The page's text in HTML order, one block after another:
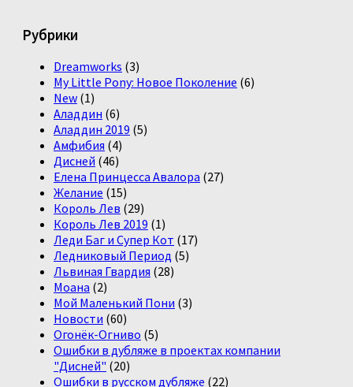
Рубрики
Dreamworks (3)
My Little Pony: Новое Поколение (6)
New (1)
Аладдин (6)
Аладдин 2019 (5)
Амфибия (4)
Дисней (46)
Елена Принцесса Авалора (27)
Желание (15)
Король Лев (29)
Король Лев 2019 (1)
Леди Баг и Супер Кот (17)
Ледниковый Период (5)
Львиная Гвардия (28)
Моана (2)
Мой Маленький Пони (3)
Новости (60)
Огонёк-Огниво (5)
Ошибки в дубляже в проектах компании
"Дисней" (20)
Ошибки в русском дубляже (22)